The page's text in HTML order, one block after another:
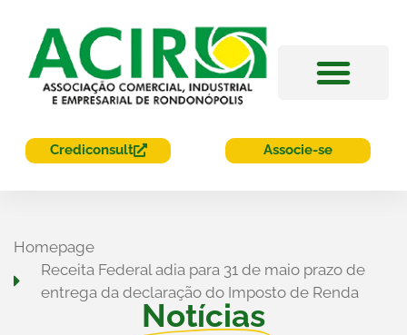
Crediconsult Associe-se
Homepage
Receita Federal adia para 31 de maio prazo de
entrega da declaração do Imposto de Renda
Notícias